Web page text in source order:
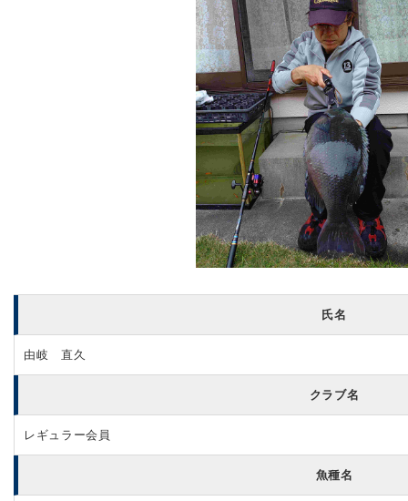
氏名
由岐 直久
クラブ名
レギュラー会員
魚種名